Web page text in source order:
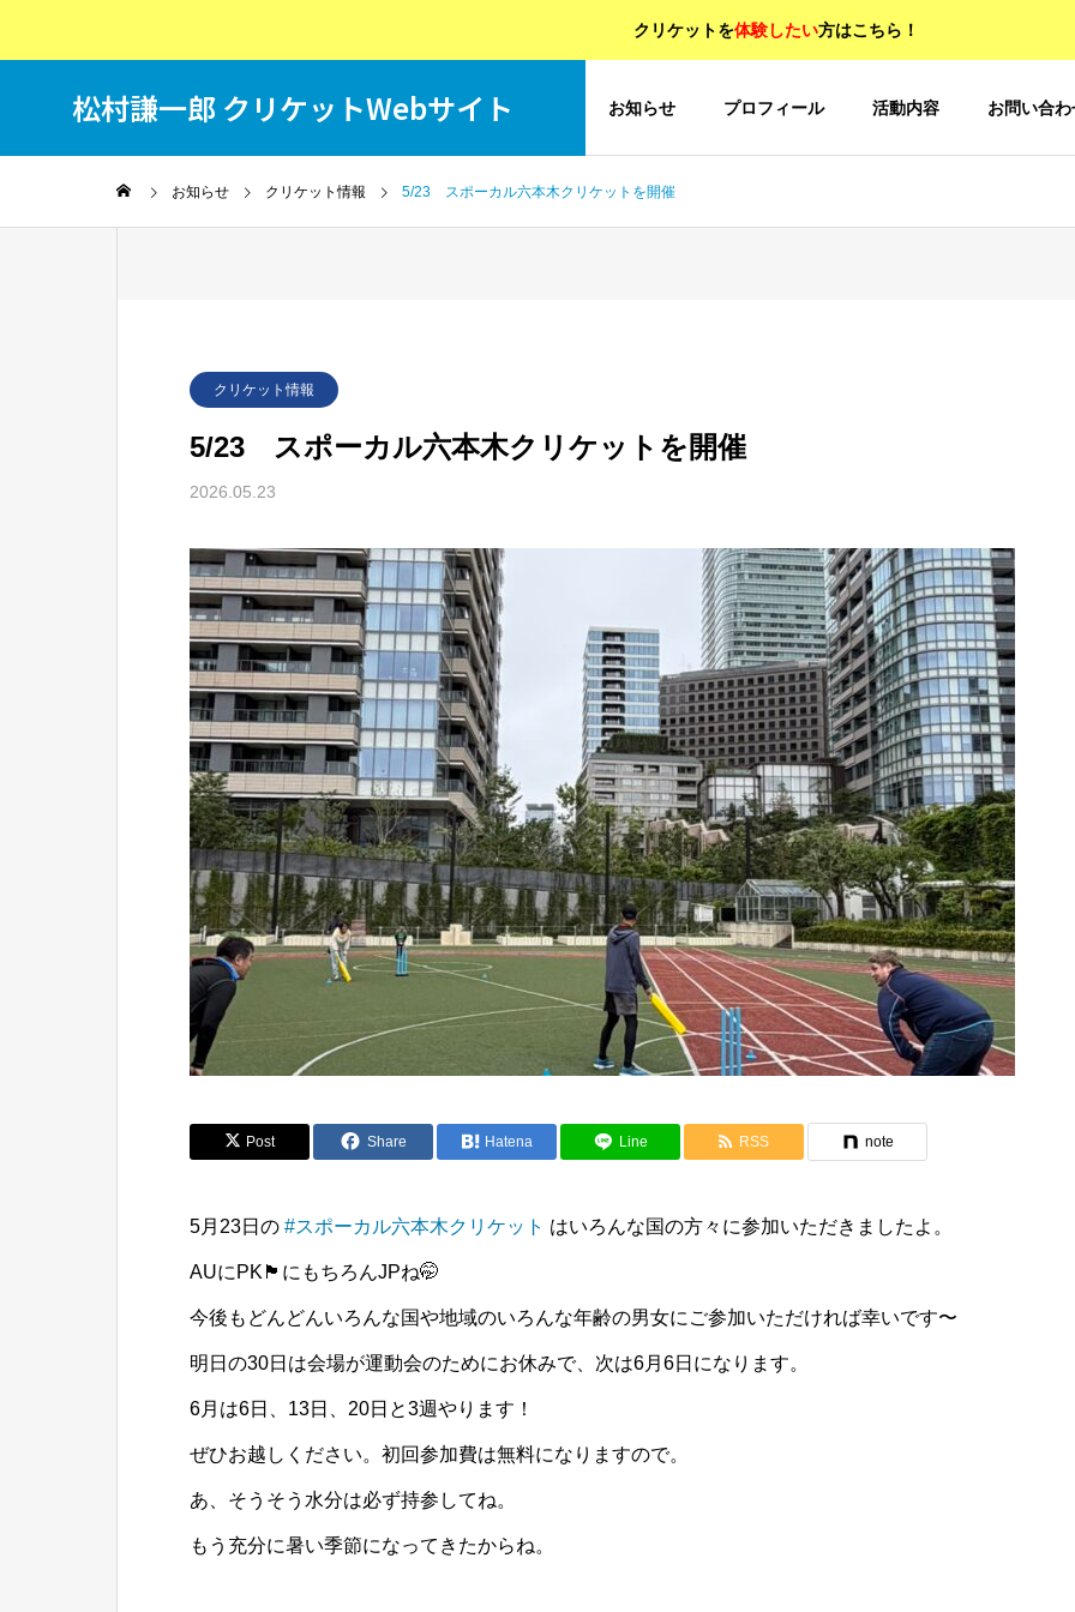
クリケットを体験したい方はこちら！
松村謙一郎 クリケットWebサイト お知らせ プロフィール 活動内容 お問い合わ
お知らせ クリケット情報 5/23 スポーカル六本木クリケットを開催
クリケット情報
5/23 スポーカル六本木クリケットを開催
2026.05.23
Post Share Hatena Line RSS note
5月23日の #スポーカル六本木クリケット はいろんな国の方々に参加いただきましたよ。
AUにPK🏴󠁧󠁢󠁥󠁮󠁧󠁿にもちろんJPね🤭
今後もどんどんいろんな国や地域のいろんな年齢の男女にご参加いただければ幸いです〜
明日の30日は会場が運動会のためにお休みで、次は6月6日になります。
6月は6日、13日、20日と3週やります！
ぜひお越しください。初回参加費は無料になりますので。
あ、そうそう水分は必ず持参してね。
もう充分に暑い季節になってきたからね。